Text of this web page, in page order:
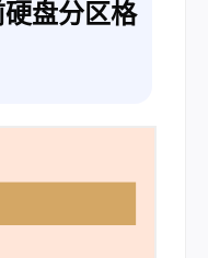
盘分区格